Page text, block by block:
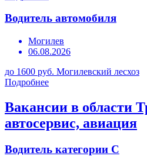
Водитель автомобиля
Могилев
06.08.2026
до 1600 руб. Могилевский лесхоз
Подробнее
Вакансии в области
автосервис, авиация
Водитель категории С